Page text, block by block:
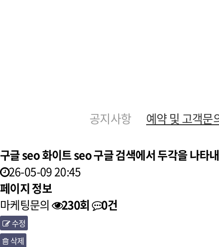
공지사항 예약 및 고객문
구글 seo 화이트 seo 구글 검색에서 두각을 나타
26-05-09 20:45
페이지 정보
마케팅문의
230회 0건
수정
삭제